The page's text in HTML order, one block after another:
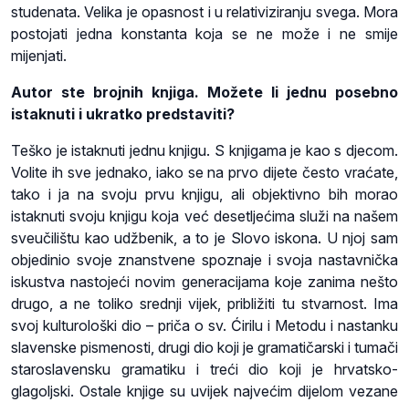
studenata. Velika je opasnost i u relativiziranju svega. Mora
postojati jedna konstanta koja se ne može i ne smije
mijenjati.
Autor ste brojnih knjiga. Možete li jednu posebno
istaknuti i ukratko predstaviti?
Teško je istaknuti jednu knjigu. S knjigama je kao s djecom.
Volite ih sve jednako, iako se na prvo dijete često vraćate,
tako i ja na svoju prvu knjigu, ali objektivno bih morao
istaknuti svoju knjigu koja već desetljećima služi na našem
sveučilištu kao udžbenik, a to je Slovo iskona. U njoj sam
objedinio svoje znanstvene spoznaje i svoja nastavnička
iskustva nastojeći novim generacijama koje zanima nešto
drugo, a ne toliko srednji vijek, približiti tu stvarnost. Ima
svoj kulturološki dio – priča o sv. Ćirilu i Metodu i nastanku
slavenske pismenosti, drugi dio koji je gramatičarski i tumači
staroslavensku gramatiku i treći dio koji je hrvatsko-
glagoljski. Ostale knjige su uvijek najvećim dijelom vezane